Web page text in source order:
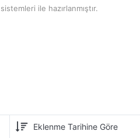
sistemleri ile hazırlanmıştır.